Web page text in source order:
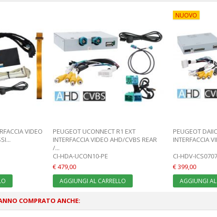
VIDEO
PEUGEOT UCONNECT R1 EXT
INTERFACCIA VIDEO AHD/CVBS REAR
/...
CI-HDA-UCON10-PE
€ 479,00
AGGIUNGI AL CARRELLO
NUOVO
PEUGEOT
INTERFACCIA
CI-HDV-
€ 399,00
AGGIUNGI
COMPRATO ANCHE: